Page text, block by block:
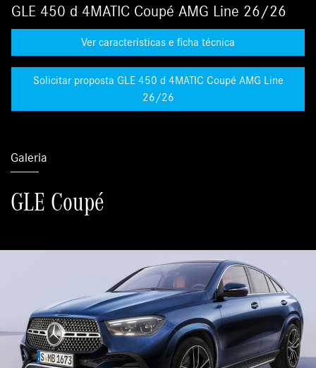
GLE 450 d 4MATIC Coupé AMG Line 26/26
Ver características e ficha técnica
Solicitar proposta GLE 450 d 4MATIC Coupé AMG Line
26/26
Galeria
GLE Coupé